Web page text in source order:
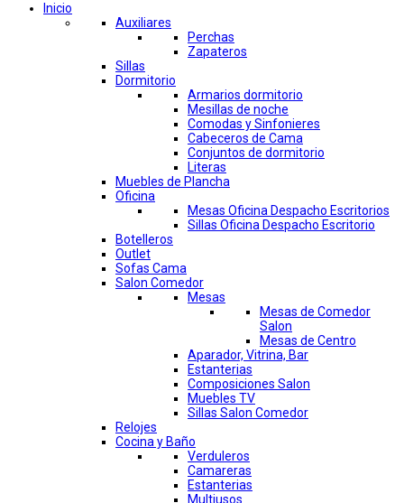
Inicio
Auxiliares
Perchas
Zapateros
Sillas
Dormitorio
Armarios dormitorio
Mesillas de noche
Comodas y Sinfonieres
Cabeceros de Cama
Conjuntos de dormitorio
Literas
Muebles de Plancha
Oficina
Mesas Oficina Despacho Escritorios
Sillas Oficina Despacho Escritorio
Botelleros
Outlet
Sofas Cama
Salon Comedor
Mesas
Mesas de Comedor
Salon
Mesas de Centro
Aparador, Vitrina, Bar
Estanterias
Composiciones Salon
Muebles TV
Sillas Salon Comedor
Relojes
Cocina y Baño
Verduleros
Camareras
Estanterias
Multiusos